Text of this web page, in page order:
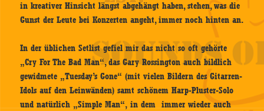
in kreativer Hinsicht längst abgehängt haben, stehen, was die
Gunst der Leute bei Konzerten angeht, immer noch hinten an.
In der üblichen Setlist gefiel mir das nicht so oft gehörte
„Cry For The Bad Man“, das Gary Rossington auch bildlich
gewidmete „Tuesday’s Gone“ (mit vielen Bildern des Gitarren-
Idols auf den Leinwänden) samt schönem Harp-Pluster-Solo
und natürlich „Simple Man“, in dem immer wieder auch